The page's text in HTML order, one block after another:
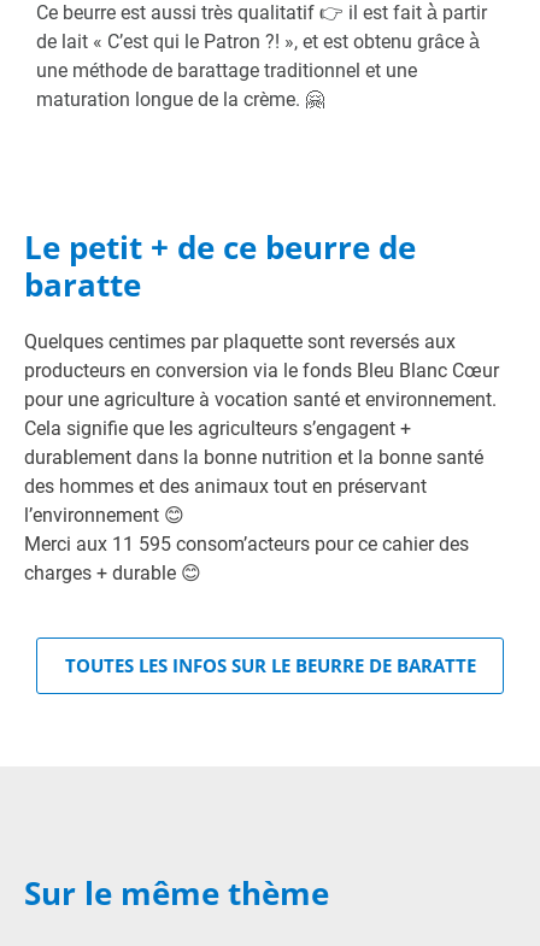
Ce beurre est aussi très qualitatif 👉 il est fait à̀ partir
de lait « C’est qui le Patron ?! », et est obtenu grâce à̀
une méthode de barattage traditionnel et une
maturation longue de la crème. 🤗
Le petit + de ce beurre de
baratte
Quelques centimes par plaquette sont reversés aux
producteurs en conversion via le fonds Bleu Blanc Cœur
pour une agriculture à vocation santé et environnement.
Cela signifie que les agriculteurs s’engagent +
durablement dans la bonne nutrition et la bonne santé
des hommes et des animaux tout en préservant
l’environnement 😊
Merci aux 11 595 consom’acteurs pour ce cahier des
charges + durable 😊
TOUTES LES INFOS SUR LE BEURRE DE BARATTE
Sur le même thème